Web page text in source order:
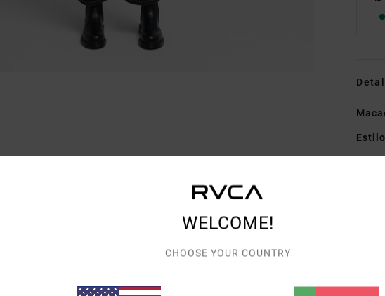
Estilo
WELCOME!
CHOOSE YOUR COUNTRY